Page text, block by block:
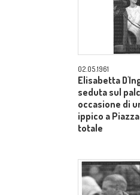
02.05.1961
Elisabetta
seduta sul
occasione di
ippico a
totale